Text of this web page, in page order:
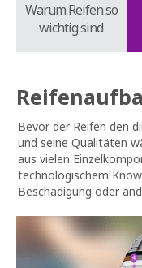
Warum Reifen so
wichtig sind
Bevor der Reifen den
und seine Qualitäten
aus vielen
technologischem
Beschädigung oder